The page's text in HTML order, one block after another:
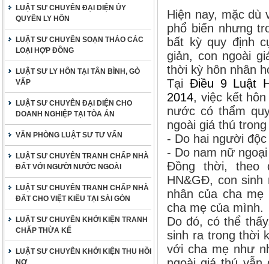
LUẬT SƯ CHUYÊN ĐẠI DIỆN ỦY
QUYỀN LY HÔN
LUẬT SƯ CHUYÊN SOẠN THẢO CÁC
LOẠI HỢP ĐỒNG
LUẬT SƯ LY HÔN TẠI TÂN BÌNH, GÒ
VẤP
LUẬT SƯ CHUYÊN ĐẠI DIỆN CHO
DOANH NGHIỆP TẠI TÒA ÁN
VĂN PHÒNG LUẬT SƯ TƯ VẤN
LUẬT SƯ CHUYÊN TRANH CHẤP NHÀ
ĐẤT VỚI NGƯỜI NƯỚC NGOÀI
LUẬT SƯ CHUYÊN TRANH CHẤP NHÀ
ĐẤT CHO VIỆT KIỀU TẠI SÀI GÒN
LUẬT SƯ CHUYÊN KHỞI KIỆN TRANH
CHẤP THỪA KẾ
LUẬT SƯ CHUYÊN KHỞI KIỆN THU HỒI
NỢ
Hiện nay, mặc dù
phổ biến nhưng
bất kỳ quy định
giản, con ngoài
thời kỳ hôn nhân
Tại Điều 9 Luật
2014, việc kết
nước có thẩm
ngoài giá thú
- Do hai người
- Do nam nữ
Đồng thời, theo
HN&GĐ, con sinh
nhân của cha
cha mẹ của mình.
Do đó, có thể
sinh ra trong thời
với cha mẹ như